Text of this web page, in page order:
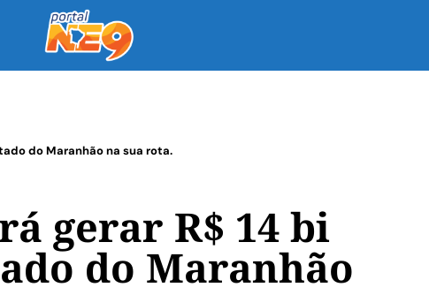
do Maranhão na sua rota.
gerar R$ 14 bi
do Maranhão